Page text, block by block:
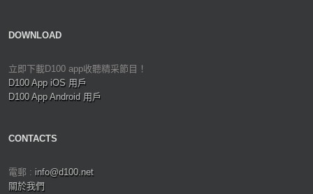
DOWNLOAD
立即下載D100 app收聽精采節目！
D100 App iOS 用戶
D100 App Android 用戶
CONTACTS
電郵 : info@d100.net
關於我們